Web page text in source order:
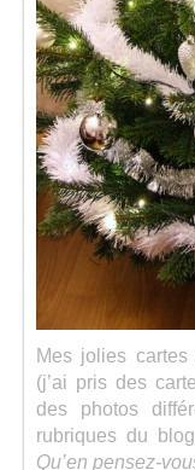
Mes jolies
(j’ai pris des
des photos
rubriques du
Qu’en pensez-